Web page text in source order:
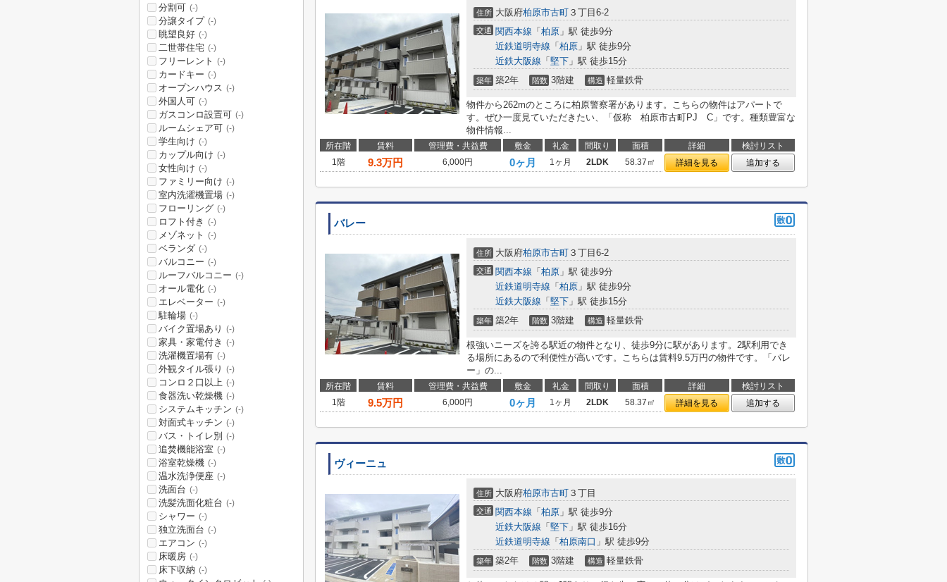
住所 大阪府柏原市古町 ３丁目6-2
交通 関西本線 「 柏原 」駅 徒歩9分
近鉄道明寺線 「 柏原 」駅 徒歩9分
近鉄大阪線 「 堅下 」駅 徒歩15分
築年 築2年 階数 3階建 構造 軽量鉄骨
物件から262mのところに柏原警察署があります。こちらの物件はアパートで
す。ぜひ一度見ていただきたい、「仮称 柏原市古町PJ C」です。種類豊富な
物件情報...
所在階 賃料 管理費・共益費 敷金 礼金 間取り 面積 詳細
検討リスト
1階
9.3万円 6,000円 0ヶ月 1ヶ月 2LDK 58.37㎡ 詳細を見る 追加する
バレー
住所 大阪府柏原市古町 ３丁目6-2
交通 関西本線 「 柏原 」駅 徒歩9分
近鉄道明寺線 「 柏原 」駅 徒歩9分
近鉄大阪線 「 堅下 」駅 徒歩15分
築年 築2年 階数 3階建 構造 軽量鉄骨
根強いニーズを誇る駅近の物件となり、徒歩9分に駅があります。2駅利用でき
る場所にあるので利便性が高いです。こちらは賃料9.5万円の物件です。「バレ
ー」の...
所在階 賃料 管理費・共益費 敷金 礼金 間取り 面積 詳細
検討リスト
1階
9.5万円 6,000円 0ヶ月 1ヶ月 2LDK 58.37㎡ 詳細を見る 追加する
ヴィーニュ
住所 大阪府柏原市古町 ３丁目
交通 関西本線 「 柏原 」駅 徒歩9分
近鉄大阪線 「 堅下 」駅 徒歩16分
近鉄道明寺線 「 柏原南口 」駅 徒歩9分
築年 築2年 階数 3階建 構造 軽量鉄骨
分割可 (-)
分譲タイプ (-)
眺望良好 (-)
二世帯住宅 (-)
フリーレント (-)
カードキー (-)
オープンハウス (-)
外国人可 (-)
ガスコンロ設置可 (-)
ルームシェア可 (-)
学生向け (-)
カップル向け (-)
女性向け (-)
ファミリー向け (-)
室内洗濯機置場 (-)
フローリング (-)
ロフト付き (-)
メゾネット (-)
ベランダ (-)
バルコニー (-)
ルーフバルコニー (-)
オール電化 (-)
エレベーター (-)
駐輪場 (-)
バイク置場あり (-)
家具・家電付き (-)
洗濯機置場有 (-)
外観タイル張り (-)
コンロ２口以上 (-)
食器洗い乾燥機 (-)
システムキッチン (-)
対面式キッチン (-)
バス・トイレ別 (-)
追焚機能浴室 (-)
浴室乾燥機 (-)
温水洗浄便座 (-)
洗面台 (-)
洗髪洗面化粧台 (-)
シャワー (-)
独立洗面台 (-)
エアコン (-)
床暖房 (-)
床下収納 (-)